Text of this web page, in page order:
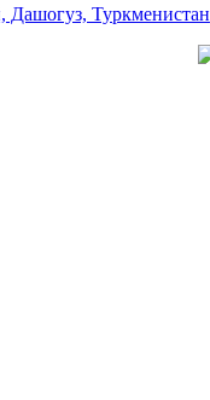
Дашогуз, Туркменистан